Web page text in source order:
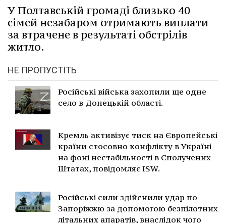
У Полтавській громаді близько 40
сімей незабаром отримають виплати
за втрачене в результаті обстрілів
житло.
НЕ ПРОПУСТІТЬ
Російські війська захопили ще одне
село в Донецькій області.
Кремль активізує тиск на Європейські
країни стосовно конфлікту в Україні
на фоні нестабільності в Сполучених
Штатах, повідомляє ISW.
Російські сили здійснили удар по
Запоріжжю за допомогою безпілотних
літальних апаратів, внаслідок чого